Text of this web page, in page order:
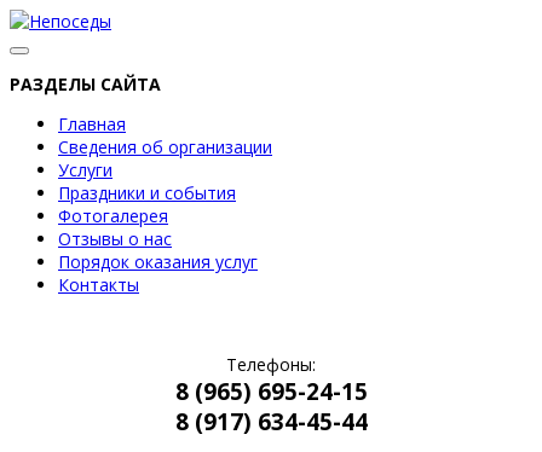
РАЗДЕЛЫ САЙТА
Главная
Сведения об организации
Услуги
Праздники и события
Фотогалерея
Отзывы о нас
Порядок оказания услуг
Контакты
Телефоны:
8 (965) 695-24-15
8 (917) 634-45-44